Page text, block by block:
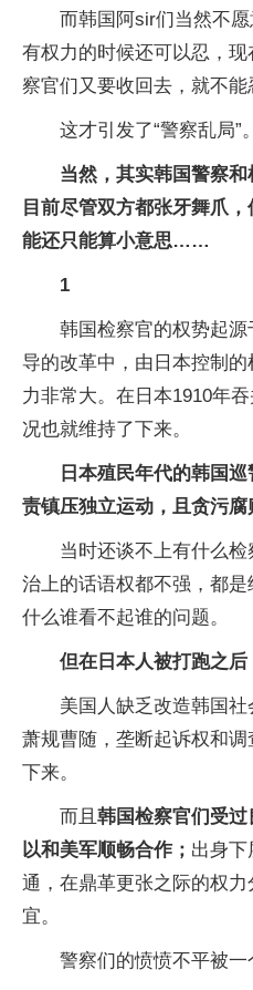
而韩国阿sir们当然不
有权力的时候还可以忍，
察官们又要收回去，就不能
这才引发了“警察乱局”。
当然，其实韩国警察和
目前尽管双方都张牙舞爪
能还只能算小意思……
1
韩国检察官的权势起
导的改革中，由日本控制
力非常大。在日本1910年
况也就维持了下来。
日本殖民年代的韩国
责镇压独立运动，且贪污腐
当时还谈不上有什么
治上的话语权都不强，都
什么谁看不起谁的问题。
但在日本人被打跑之后
美国人缺乏改造韩国
萧规曹随，垄断起诉权和
下来。
而且 韩国检察官们受
以和美军顺畅合作； 出身下
通，在鼎革更张之际的权
宜。
警察们的愤愤不平被一